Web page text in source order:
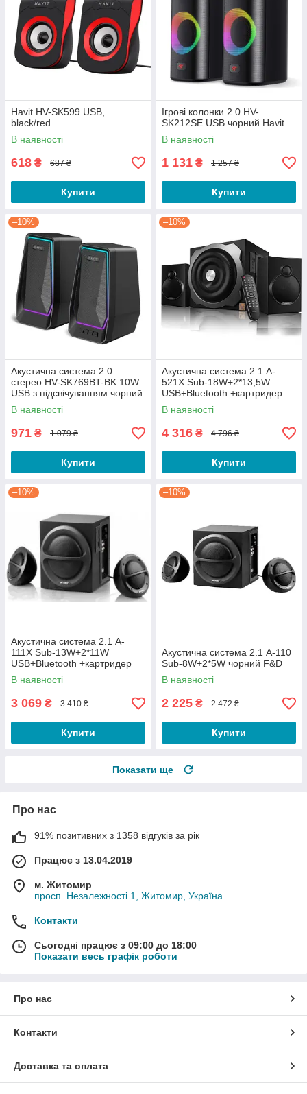
Havit HV-SK599 USB,
black/red
В наявності
618 ₴ 687 ₴
Купити
Ігрові колонки 2.0 HV-
SK212SE USB чорний Havit
В наявності
1 131 ₴ 1 257 ₴
Купити
–10%
Акустична система 2.0
стерео HV-SK769BT-BK 10W
USB з підсвічуванням чорний
Havit
В наявності
971 ₴ 1 079 ₴
Купити
–10%
Акустична система 2.1 A-
521X Sub-18W+2*13,5W
USB+Bluetooth +картридер
SD/MMC/MS чорний F&D
В наявності
4 316 ₴ 4 796 ₴
Купити
–10%
Акустична система 2.1 A-
111X Sub-13W+2*11W
USB+Bluetooth +картридер
SD/MMC/MS чорний F&D
В наявності
3 069 ₴ 3 410 ₴
Купити
–10%
Акустична система 2.1 A-110
Sub-8W+2*5W чорний F&D
В наявності
2 225 ₴ 2 472 ₴
Купити
Показати ще
Про нас
91% позитивних з 1358 відгуків за рік
Працює з 13.04.2019
м. Житомир
просп. Незалежності 1, Житомир, Україна
Контакти
Сьогодні працює з 09:00 до 18:00
Показати весь графік роботи
Про нас
Контакти
Доставка та оплата